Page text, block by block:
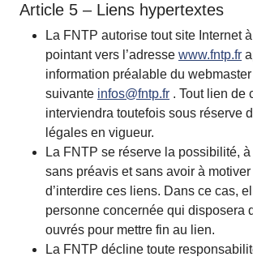
Article 5 – Liens hypertextes
La FNTP autorise tout site Internet
pointant vers l’adresse www.fntp.fr
information préalable du webmaster
suivante infos@fntp.fr . Tout lien de
interviendra toutefois sous réserve
légales en vigueur.
La FNTP se réserve la possibilité, à
sans préavis et sans avoir à
d’interdire ces liens. Dans ce cas,
personne concernée qui disposera
ouvrés pour mettre fin au lien.
La FNTP décline toute